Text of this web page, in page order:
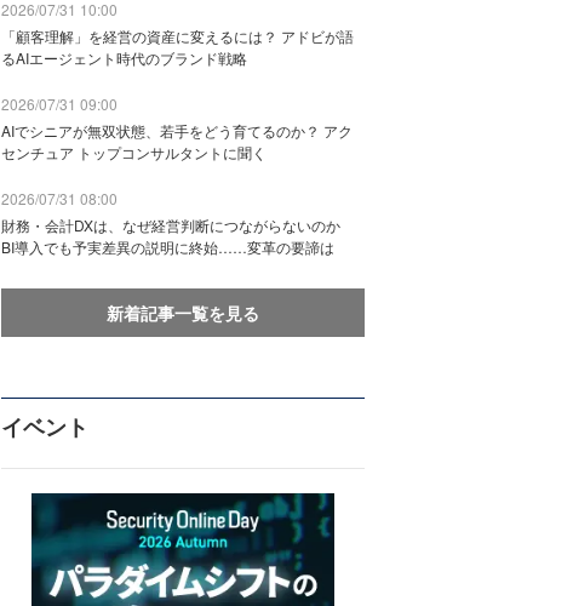
2026/07/31 10:00
「顧客理解」を経営の資産に変えるには？ アドビが語
るAIエージェント時代のブランド戦略
2026/07/31 09:00
AIでシニアが無双状態、若手をどう育てるのか？ アク
センチュア トップコンサルタントに聞く
2026/07/31 08:00
財務・会計DXは、なぜ経営判断につながらないのか
BI導入でも予実差異の説明に終始……変革の要諦は
新着記事一覧を見る
イベント